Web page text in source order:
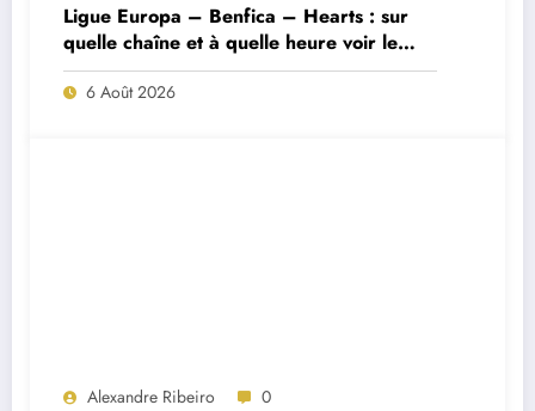
Ligue Europa – Benfica – Hearts : sur
quelle chaîne et à quelle heure voir le
match ?
6 Août 2026
Alexandre Ribeiro 0